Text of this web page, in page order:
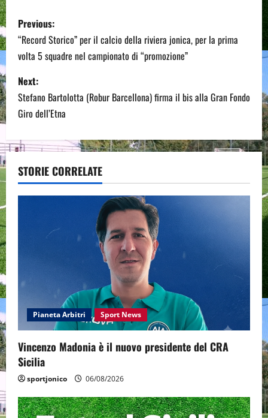
P
o
s
t
n
a
v
i
t
i
o
n
Previous:
“Record Storico” per il calcio della riviera jonica, per la prima
volta 5 squadre nel campionato di “promozione”
Next:
Stefano Bartolotta (Robur Barcellona) firma il bis alla Gran Fondo
Giro dell’Etna
STORIE CORRELATE
Pianeta Arbitri Sport News
Vincenzo Madonia è il nuovo presidente del CRA
Sicilia
sportjonico 06/08/2026